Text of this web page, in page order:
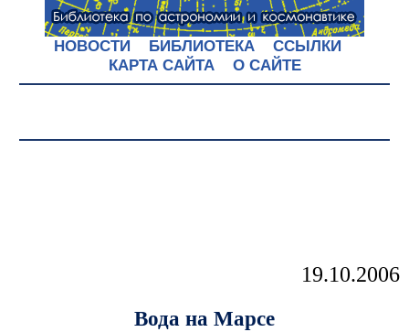
НОВОСТИ БИБЛИОТЕКА
ССЫЛКИ
КАРТА САЙТА
О САЙТЕ
19.10.2006
Вода на Марсе